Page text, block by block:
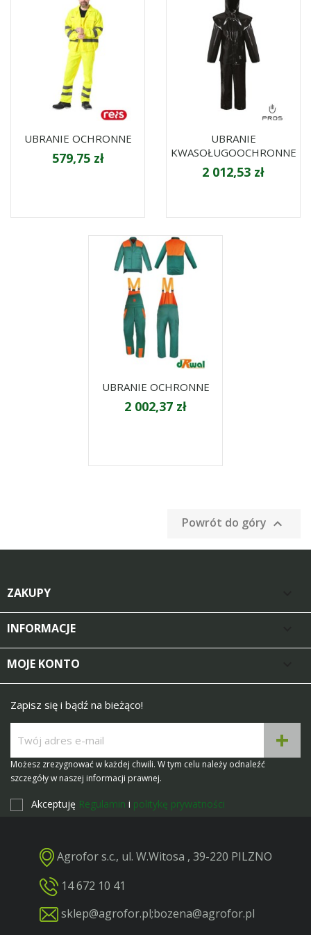
UBRANIE OCHRONNE
579,75 zł
UBRANIE
KWASOŁUGOOCHRONNE
2 012,53 zł
UBRANIE OCHRONNE
2 002,37 zł
Powrót do góry 
ZAKUPY
INFORMACJE
MOJE KONTO
Zapisz się i bądź na bieżąco!
Możesz zrezygnować w każdej chwili. W tym celu należy odnaleźć
szczegóły w naszej informacji prawnej.
Akceptuję Regulamin i politykę prywatności
Agrofor s.c., ul. W.Witosa , 39-220 PILZNO
14 672 10 41
sklep@agrofor.pl;bozena@agrofor.pl